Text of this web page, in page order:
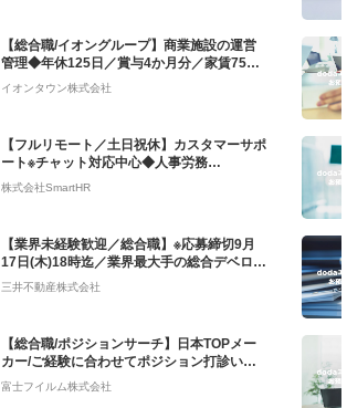
【総合職/イオングループ】商業施設の運営
管理◆年休125日／賞与4か月分／家賃75％
会社負担！
イオンタウン株式会社
【フルリモート／土日祝休】カスタマーサポ
ート※チャット対応中心◆人事労務
SaaS”SmartHR"
株式会社SmartHR
【業界未経験歓迎／総合職】※応募締切9月
17日(木)18時迄／業界最大手の総合デベロッ
パー
三井不動産株式会社
【総合職/ポジションサーチ】日本TOPメー
カー/ご経験に合わせてポジション打診いた
します
富士フイルム株式会社